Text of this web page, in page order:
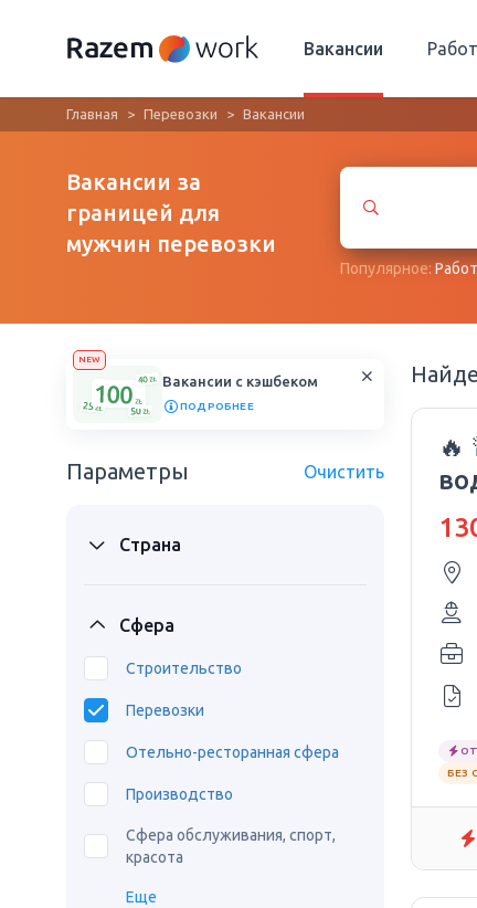
Вакансии
Главная Перевозки Вакансии
Вакансии за
границей для
мужчин перевозки
Популярное:
NEW
Вакансии с кэшбеком
ПОДРОБНЕЕ
Параметры Очистить
Страна
Сфера
Строительство
Перевозки
Отельно-ресторанная сфера
Производство
Сфера обслуживания, спорт,
красота
Еще
БЕЗ